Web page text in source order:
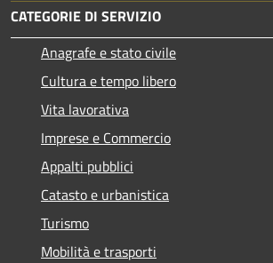
CATEGORIE DI SERVIZIO
Anagrafe e stato civile
Cultura e tempo libero
Vita lavorativa
Imprese e Commercio
Appalti pubblici
Catasto e urbanistica
Turismo
Mobilità e trasporti